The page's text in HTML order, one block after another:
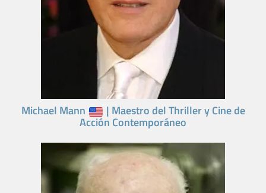
Michael Mann | Maestro del Thriller y Cine de
Acción Contemporáneo